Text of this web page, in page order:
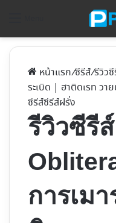
หน้าแรก/ซีรีส์/รีวิว
ระเบิด | ฮาติดเรท วา
ซีรีส์ซีรีส์ฝรั่ง
รีวิวซีรีส์
การเม